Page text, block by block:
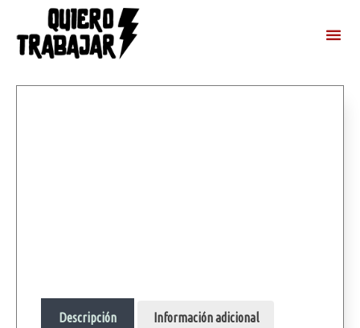
Descripción Información adicional